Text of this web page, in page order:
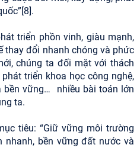
triển phồn vinh, giàu mạnh,
thay đổi nhanh chóng và phức
chúng ta đối mặt với thách
triển khoa học công nghệ,
bền vững… nhiều bài toán lớn
ta.
tiêu: “Giữ vững môi trường
nhanh, bền vững đất nước và